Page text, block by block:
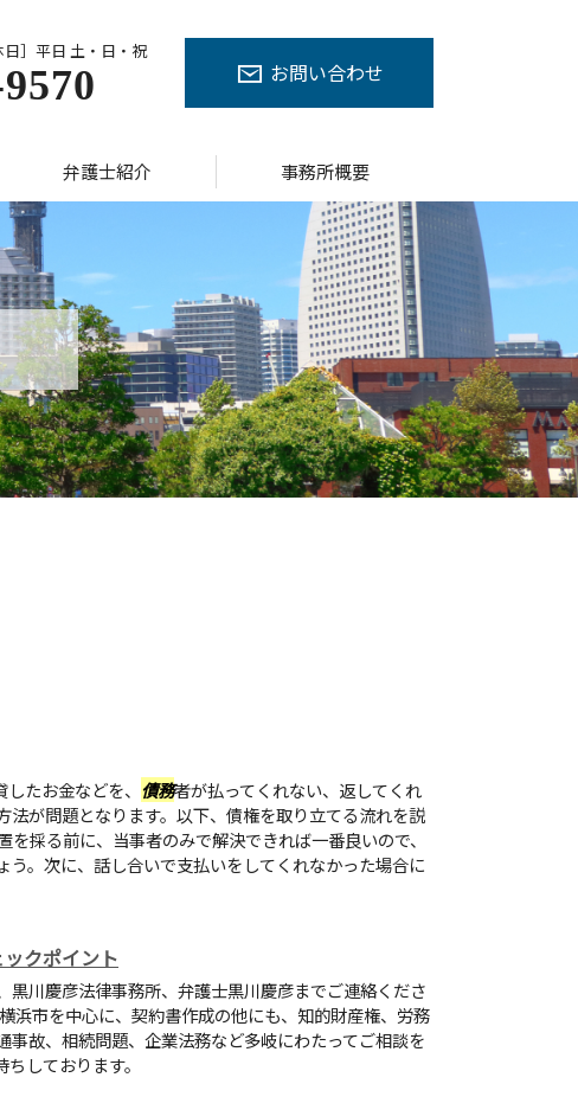
］平日 土・日・祝
お問い合わせ
弁護士紹介 事務所概要
たお金などを、 債務者が払ってくれない、返してくれ
法が問題となります。以下、債権を取り立てる流れを説
を採る前に、当事者のみで解決できれば一番良いので、
う。次に、話し合いで支払いをしてくれなかった場合に
クポイント
黒川慶彦法律事務所、弁護士黒川慶彦までご連絡くださ
浜市を中心に、契約書作成の他にも、知的財産権、労務
事故、相続問題、企業法務など多岐にわたってご相談を
しております。